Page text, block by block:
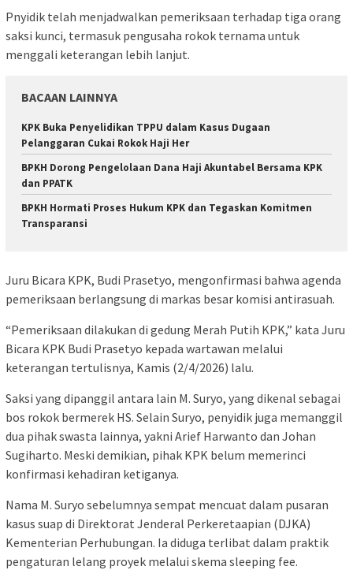
Pnyidik telah menjadwalkan pemeriksaan terhadap tiga orang
saksi kunci, termasuk pengusaha rokok ternama untuk
menggali keterangan lebih lanjut.
BACAAN LAINNYA
KPK Buka Penyelidikan TPPU dalam Kasus Dugaan
Pelanggaran Cukai Rokok Haji Her
BPKH Dorong Pengelolaan Dana Haji Akuntabel Bersama KPK
dan PPATK
BPKH Hormati Proses Hukum KPK dan Tegaskan Komitmen
Transparansi
Juru Bicara KPK, Budi Prasetyo, mengonfirmasi bahwa agenda
pemeriksaan berlangsung di markas besar komisi antirasuah.
“Pemeriksaan dilakukan di gedung Merah Putih KPK,” kata Juru
Bicara KPK Budi Prasetyo kepada wartawan melalui
keterangan tertulisnya, Kamis (2/4/2026) lalu.
Saksi yang dipanggil antara lain M. Suryo, yang dikenal sebagai
bos rokok bermerek HS. Selain Suryo, penyidik juga memanggil
dua pihak swasta lainnya, yakni Arief Harwanto dan Johan
Sugiharto. Meski demikian, pihak KPK belum memerinci
konfirmasi kehadiran ketiganya.
Nama M. Suryo sebelumnya sempat mencuat dalam pusaran
kasus suap di Direktorat Jenderal Perkeretaapian (DJKA)
Kementerian Perhubungan. Ia diduga terlibat dalam praktik
pengaturan lelang proyek melalui skema sleeping fee.